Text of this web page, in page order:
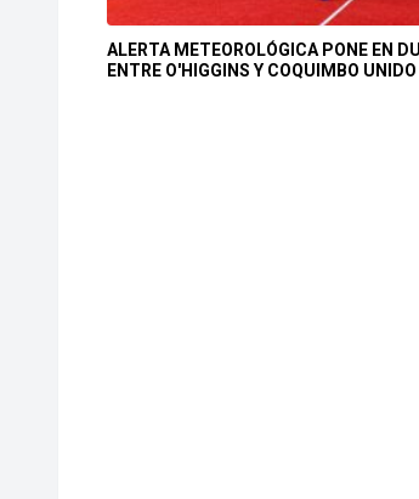
ALERTA METEOROLÓGICA PONE EN
ENTRE O'HIGGINS Y COQUIMBO UNIDO